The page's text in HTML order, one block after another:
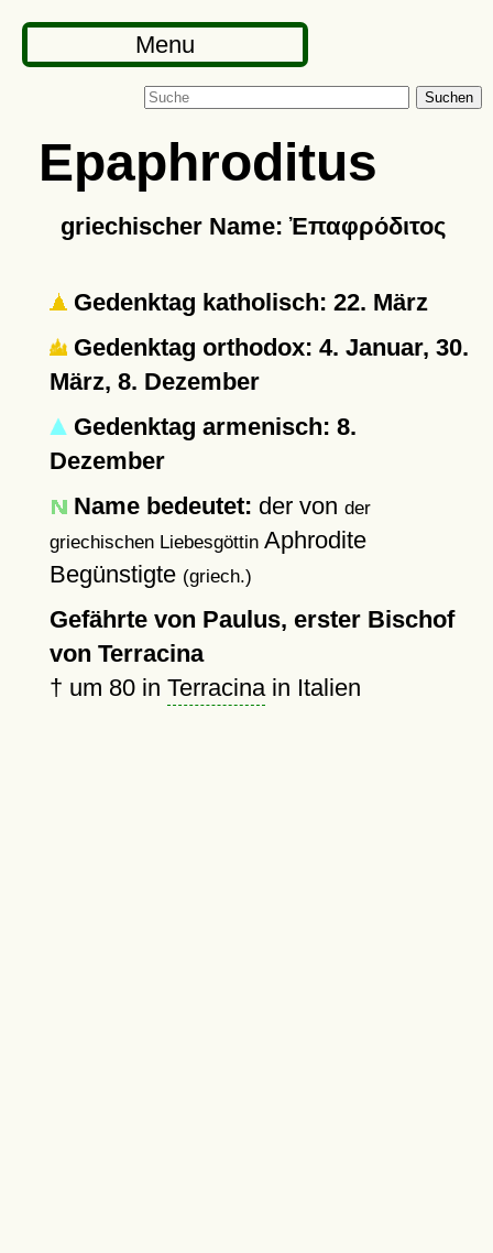
Menu
Suchen
Epaphroditus
griechischer Name: Ἐπαφρόδιτος
Gedenktag katholisch: 22. März
Gedenktag orthodox: 4. Januar, 30.
März, 8. Dezember
Gedenktag armenisch: 8.
Dezember
Name bedeutet: der von der
griechischen LiebesgöttinAphrodite
Begünstigte (griech.)
Gefährte von Paulus, erster Bischof
von Terracina
† um 80in Terracinain Italien